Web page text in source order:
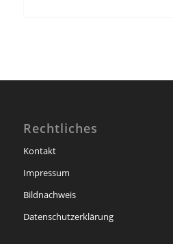
Rechtliches
Kontakt
Impressum
Bildnachweis
Datenschutzerklärung